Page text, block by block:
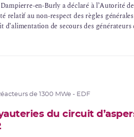
en-Burly a déclaré à l’Autorité
relatif au non-respect des règles générales
de secours des générateurs
de 1300 MWe - EDF
du circuit